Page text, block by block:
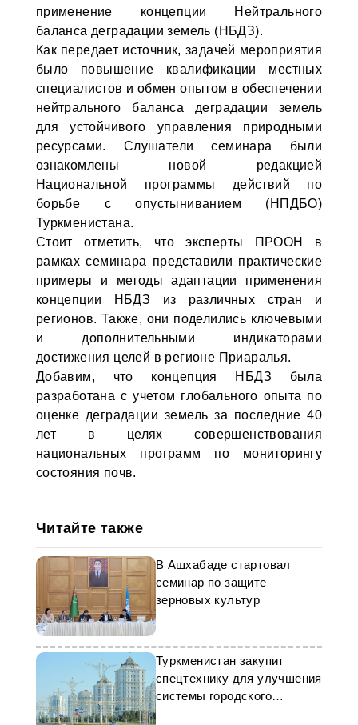
применение концепции Нейтрального
баланса деградации земель (НБДЗ).
Как передает источник, задачей мероприятия
было повышение квалификации местных
специалистов и обмен опытом в обеспечении
нейтрального баланса деградации земель
для устойчивого управления природными
ресурсами. Слушатели семинара были
ознакомлены новой редакцией
Национальной программы действий по
борьбе с опустыниванием (НПДБО)
Туркменистана.
Стоит отметить, что эксперты ПРООН в
рамках семинара представили практические
примеры и методы адаптации применения
концепции НБДЗ из различных стран и
регионов. Также, они поделились ключевыми
и дополнительными индикаторами
достижения целей в регионе Приаралья.
Добавим, что концепция НБДЗ была
разработана с учетом глобального опыта по
оценке деградации земель за последние 40
лет в целях совершенствования
национальных программ по мониторингу
состояния почв.
Читайте также
В Ашхабаде стартовал
семинар по защите
зерновых культур
Туркменистан закупит
спецтехнику для улучшения
системы городского
освещения